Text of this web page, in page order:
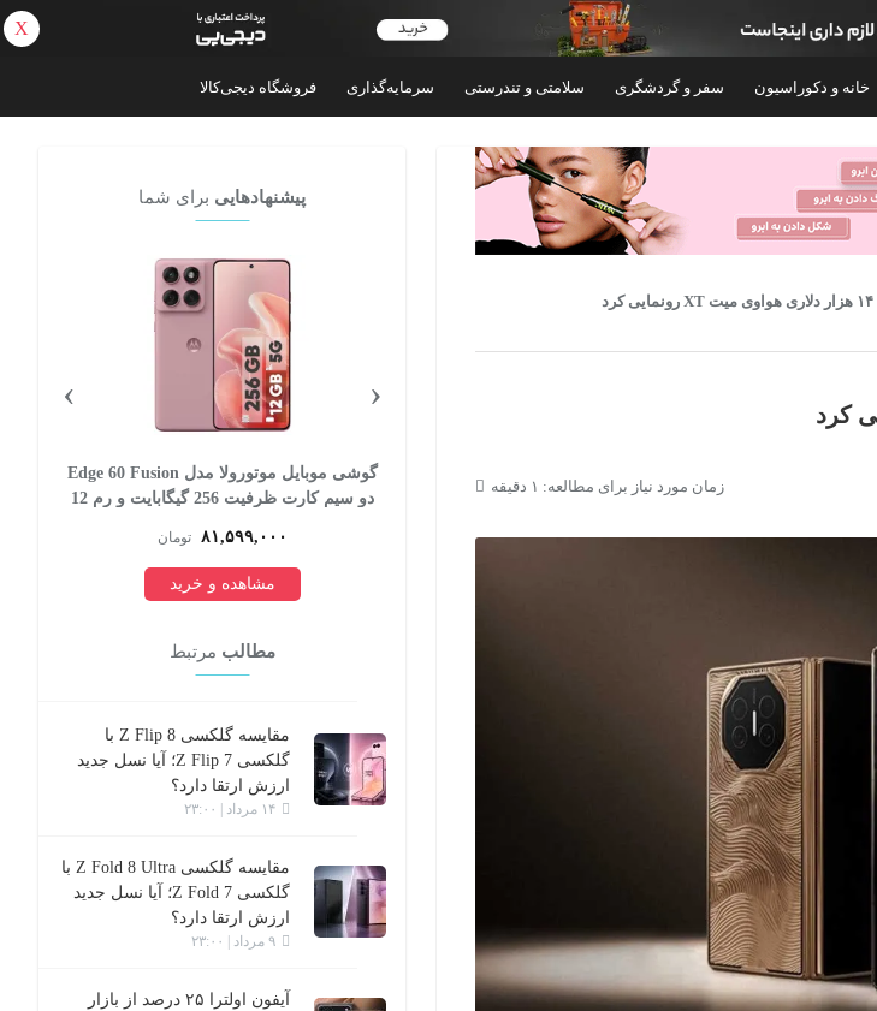
خانه و دکوراسیون سفر و گردشگری سلامتی و تندرستی سرمایه‌گذاری فروشگاه دیجی‌کالا
زمان مورد نیاز برای مطالعه: ۱ دقیقه
پیشنهادهایی برای شما
۳۹۹,۹۹۹,۰۰۰ تومان
گوشی موبایل موتورولا مدل Edge 60 Fusion
دو سیم کارت ظرفیت 256 گیگابایت و رم 12
۸۱,۵۹۹,۰۰۰ تومان
مشاهده و خرید
‹
›
مطالب مرتبط
مقایسه گلکسی Z Flip 8 با
گلکسی Z Flip 7؛ آیا نسل جدید
ارزش ارتقا دارد؟
۱۴ مرداد | ۲۳:۰۰
مقایسه گلکسی Z Fold 8 Ultra با
گلکسی Z Fold 7؛ آیا نسل جدید
ارزش ارتقا دارد؟
۹ مرداد | ۲۳:۰۰
آیفون اولترا ۲۵ درصد از بازار
X